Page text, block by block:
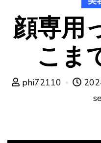
顔専用
こま
phi72110